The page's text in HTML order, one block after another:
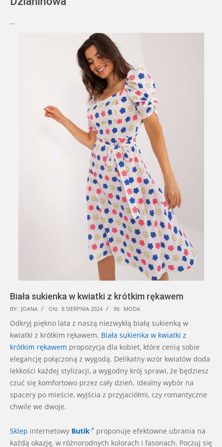
…
Biała sukienka w kwiatki z krótkim rękawem
2024-
08-
08
BY: JOANA ON: 8 SIERPNIA 2024 IN: MODA
Odkryj piękno lata z naszą niezwykłą białą sukienką w
kwiatki z krótkim rękawem. Biała sukienka w kwiatki z
krótkim rękawem propozycja dla kobiet, które cenią sobie
elegancję połączoną z wygodą. Delikatny wzór kwiatów doda
lekkości każdej stylizacji, a wygodny krój sprawi, że będziesz
czuć się komfortowo przez cały dzień. Idealny wybór na
spacery po mieście, wyjścia z przyjaciółmi, czy romantyczne
chwile we dwoje.
Sklep internetowy Butik proponuje efektowne ubrania na
każdą okazję, w różnorodnych kolorach i fasonach. Poczuj się